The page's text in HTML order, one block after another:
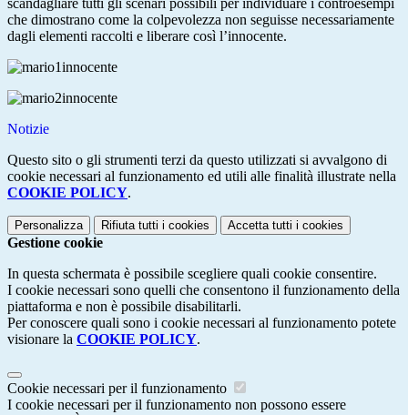
scandagliare tutti gli scenari possibili per individuare i controesempi
che dimostrano come la colpevolezza non seguisse necessariamente
dagli elementi raccolti e liberare così l’innocente.
Notizie
Questo sito o gli strumenti terzi da questo utilizzati si avvalgono di
cookie necessari al funzionamento ed utili alle finalità illustrate nella
COOKIE POLICY.
Personalizza Rifiuta tutti i cookies Accetta tutti i cookies
Gestione cookie
In questa schermata è possibile scegliere quali cookie consentire.
I cookie necessari sono quelli che consentono il funzionamento della
piattaforma e non è possibile disabilitarli.
Per conoscere quali sono i cookie necessari al funzionamento potete
visionare la COOKIE POLICY.
Cookie necessari per il funzionamento
I cookie necessari per il funzionamento non possono essere